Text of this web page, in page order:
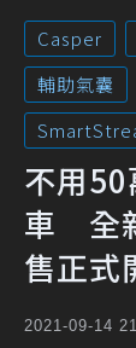
Casper
輔助氣囊
不用
車 全
售正式
2021-09-14